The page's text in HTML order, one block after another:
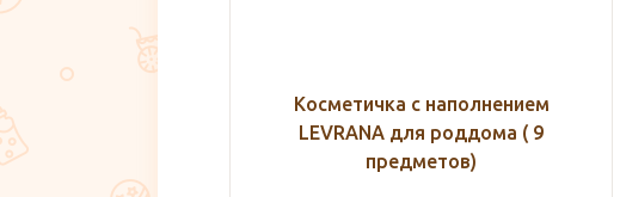
с наполнением
для роддома ( 9
РазоГРЕЛКА с вишнёвыми
косточками, МЯКИШИ